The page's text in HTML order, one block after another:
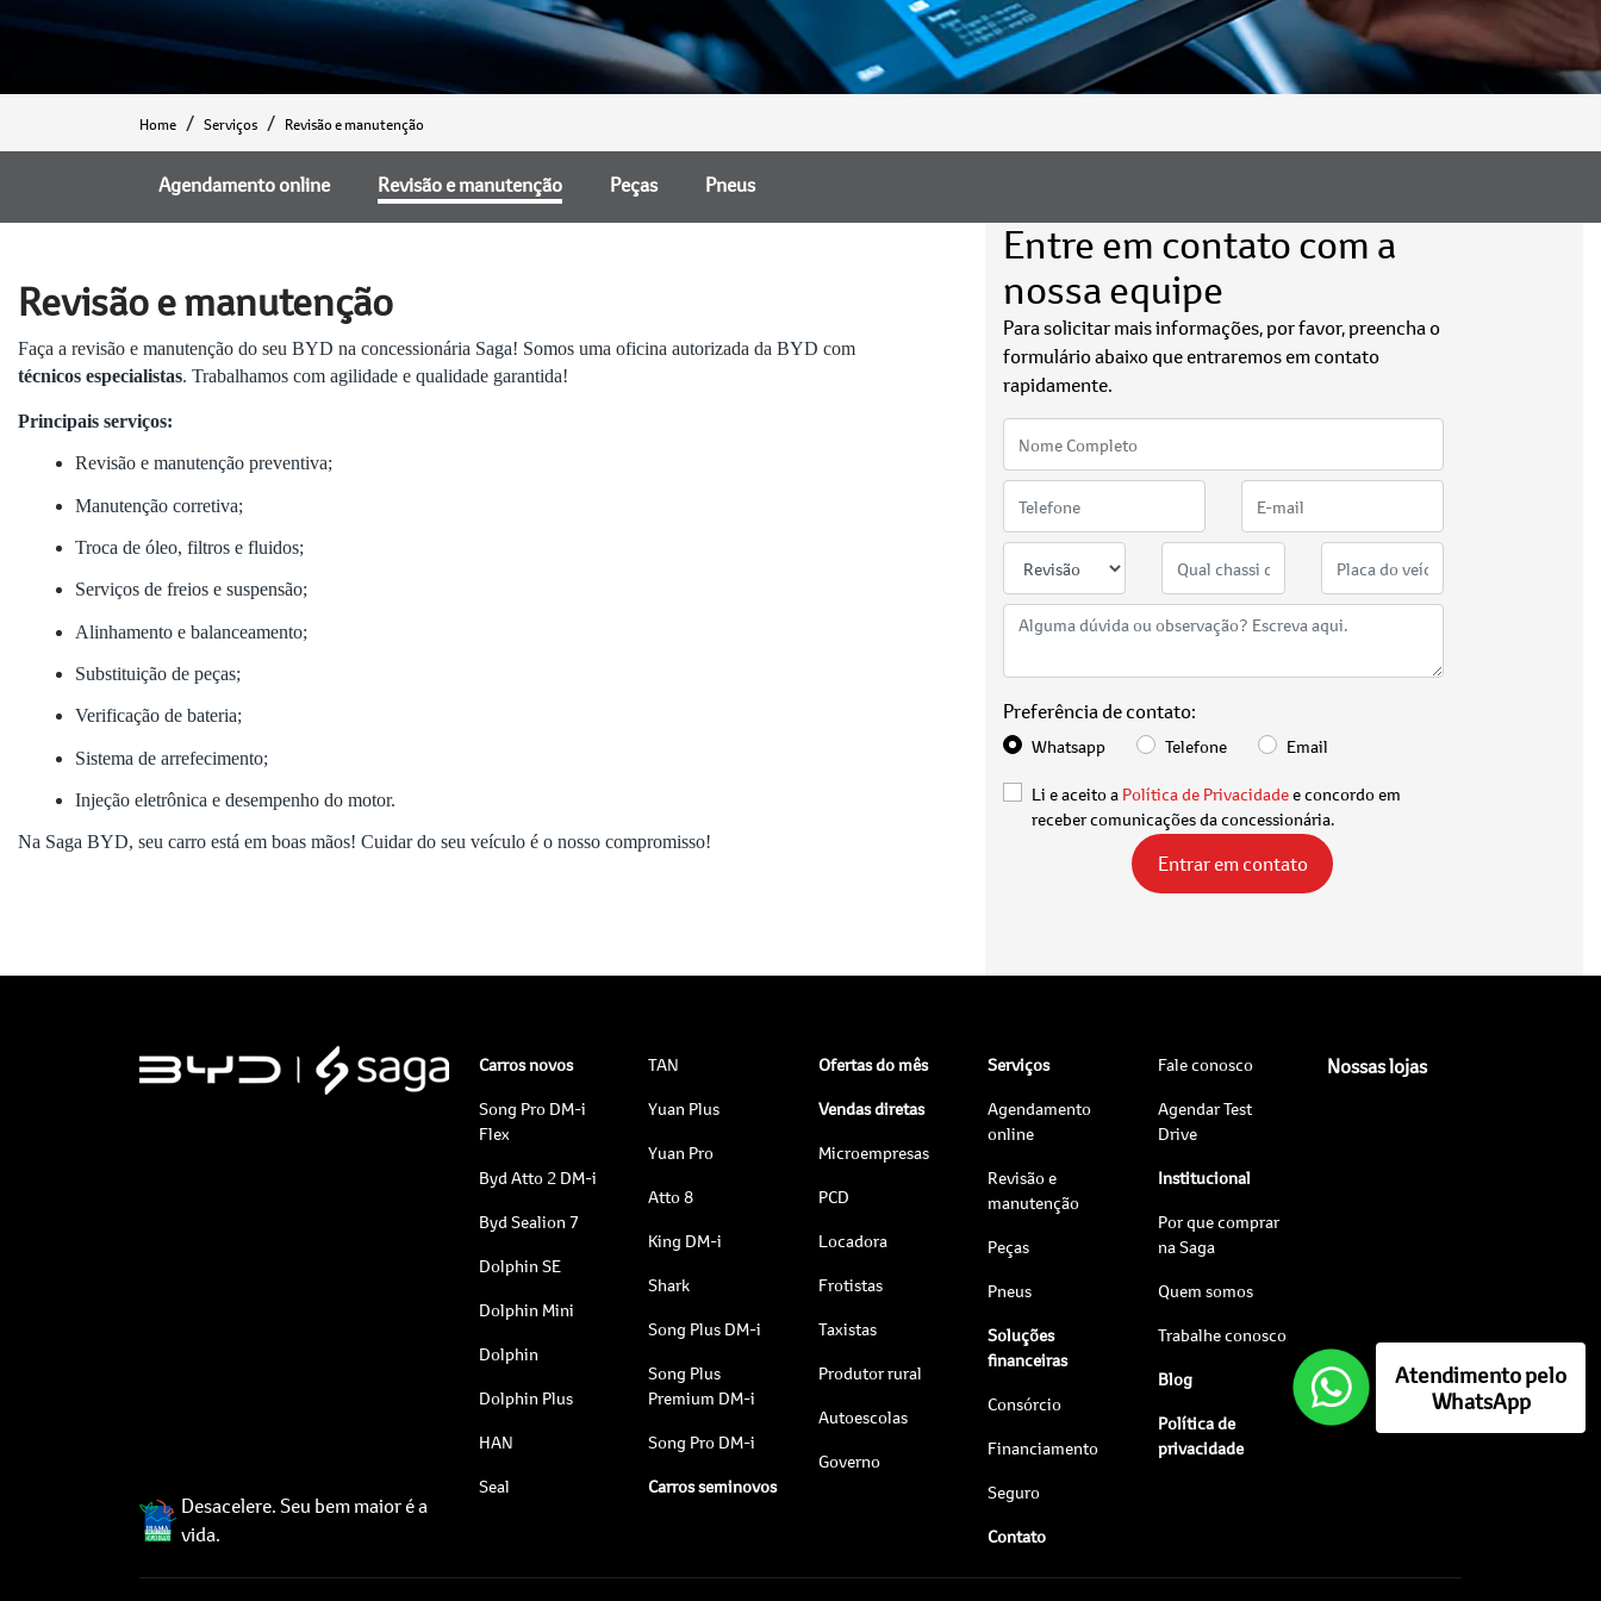
Home Serviços Revisão e manutenção
Agendamento online Revisão e manutenção Peças Pneus
Revisão e manutenção
Faça a revisão e manutenção do seu BYD na concessionária Saga! Somos uma oficina autorizada da BYD com
técnicos especialistas. Trabalhamos com agilidade e qualidade garantida!
Principais serviços:
Revisão e manutenção preventiva;
Manutenção corretiva;
Troca de óleo, filtros e fluidos;
Serviços de freios e suspensão;
Alinhamento e balanceamento;
Substituição de peças;
Verificação de bateria;
Sistema de arrefecimento;
Injeção eletrônica e desempenho do motor.
Na Saga BYD, seu carro está em boas mãos! Cuidar do seu veículo é o nosso compromisso!
Entre em contato com a
nossa equipe
Para solicitar mais informações, por favor, preencha o
formulário abaixo que entraremos em contato
rapidamente.
Preferência de contato:
Whatsapp Telefone Email
Li e aceito a Política de Privacidadee concordo em
receber comunicações da concessionária.
Entrar em contato
Desacelere. Seu bem maior é a
vida.
Carros novos
Song Pro DM-i
Flex
Byd Atto 2 DM-i
Byd Sealion 7
Dolphin SE
Dolphin Mini
Dolphin
Dolphin Plus
HAN
Seal
TAN
Yuan Plus
Yuan Pro
Atto 8
King DM-i
Shark
Song Plus DM-i
Song Plus
Premium DM-i
Song Pro DM-i
Carros seminovos
Ofertas do mês
Vendas diretas
Microempresas
PCD
Locadora
Frotistas
Taxistas
Produtor rural
Autoescolas
Governo
Serviços
Agendamento
online
Revisão e
manutenção
Peças
Pneus
Soluções
financeiras
Consórcio
Financiamento
Seguro
Contato
Fale conosco
Agendar Test
Drive
Institucional
Por que comprar
na Saga
Quem somos
Trabalhe conosco
Blog
Política de
privacidade
Nossas lojas
Atendimento pelo
WhatsApp